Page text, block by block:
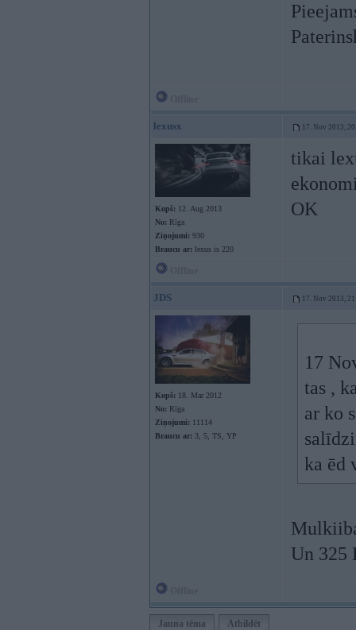
lexusx 17. Nov 2013,
Kopš: 12. Aug 2013
No: Rīga
Ziņojumi: 930
Braucu ar: lexus is 220
tikai
OK
JDS 17. Nov 2013,
Kopš: 18. Mar 2012
No: Rīga
Ziņojumi: 11114
Braucu ar: 3, 5, TS, YP
17
tas ,
ar ko
ka ēd
Un 325
Jauna tēma Atbildēt